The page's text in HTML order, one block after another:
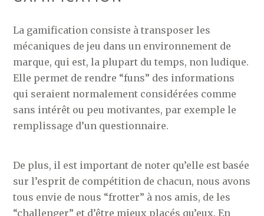
La gamification consiste à transposer les
mécaniques de jeu dans un environnement de
marque, qui est, la plupart du temps, non ludique.
Elle permet de rendre “funs” des informations
qui seraient normalement considérées comme
sans intérêt ou peu motivantes, par exemple le
remplissage d’un questionnaire.
De plus, il est important de noter qu’elle est basée
sur l’esprit de compétition de chacun, nous avons
tous envie de nous “frotter” à nos amis, de les
“challenger” et d’être mieux placés qu’eux. En